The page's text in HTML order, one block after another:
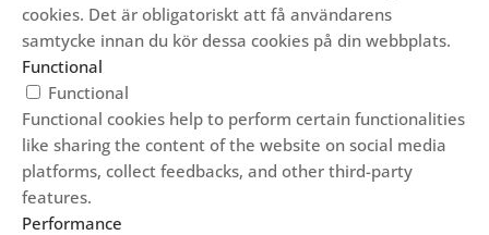
cookies. Det är obligatoriskt att få användarens
samtycke innan du kör dessa cookies på din webbplats.
Functional
Functional
Functional cookies help to perform certain functionalities
like sharing the content of the website on social media
platforms, collect feedbacks, and other third-party
features.
Performance